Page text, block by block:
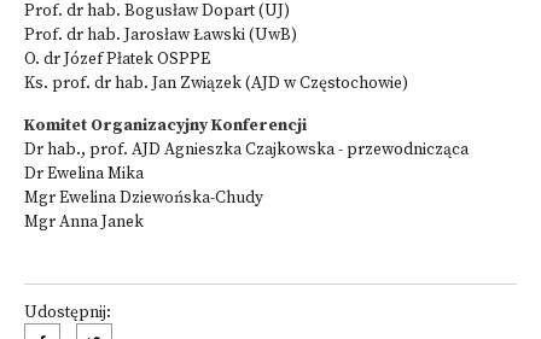
Prof. dr hab. Bogusław Dopart (UJ)
Prof. dr hab. Jarosław Ławski (UwB)
O. dr Józef Płatek OSPPE
Ks. prof. dr hab. Jan Związek (AJD w Częstochowie)
Komitet Organizacyjny Konferencji
Dr hab., prof. AJD Agnieszka Czajkowska - przewodnicząca
Dr Ewelina Mika
Mgr Ewelina Dziewońska-Chudy
Mgr Anna Janek
Udostępnij: